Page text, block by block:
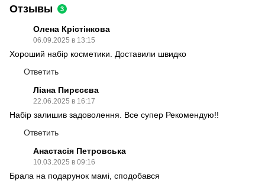
Отзывы 3
Олена Крістінкова
06.09.2025 в 13:15
Хороший набір косметики. Доставили швидко
Ответить
Ліана Пирєсєва
22.06.2025 в 16:17
Набір залишив задоволення. Все супер Рекомендую!!
Ответить
Анастасія Петровська
10.03.2025 в 09:16
Брала на подарунок мамі, сподобався